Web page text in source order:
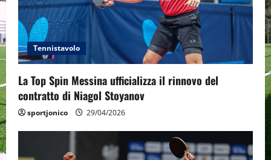
t
i
o
n
Tennistavolo
La Top Spin Messina ufficializza il rinnovo del
contratto di Niagol Stoyanov
sportjonico 29/04/2026